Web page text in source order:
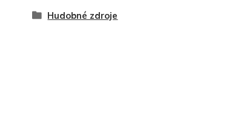
Hudobné zdroje